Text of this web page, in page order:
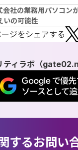
会社の業務用パソコン
いの可能性
ジをシェアする
ィラボ（
するお問い